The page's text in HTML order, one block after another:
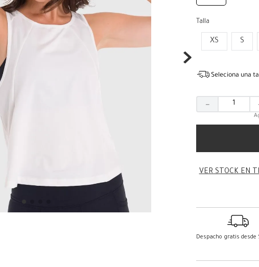
Talla
XS S
Seleciona una
－
VER STOCK EN
Despacho gratis desde